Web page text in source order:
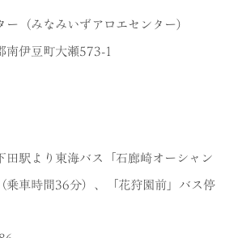
ー（みなみいずアロエセンター）
南伊豆町大瀬573-1
田駅より東海バス「石廊崎オーシャン
乗車時間36分）、「花狩園前」バス停